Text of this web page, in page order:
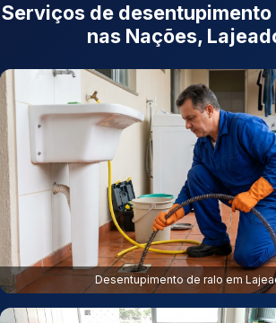
Serviços de
nas Nações,
Desentupimento de ralo em